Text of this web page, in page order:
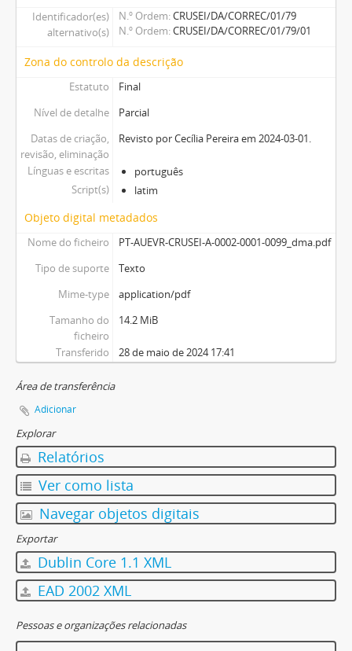
Identificador(es)
alternativo(s)
N.º Ordem CRUSEI/DA/CORREC/01/79
N.º Ordem CRUSEI/DA/CORREC/01/79/01
Zona do controlo da descrição
Estatuto
Final
Nível de detalhe
Parcial
Datas de criação,
revisão, eliminação
Revisto por Cecília Pereira em 2024-03-01.
Línguas e escritas
português
Script(s)
latim
Objeto digital metadados
Nome do ficheiro
PT-AUEVR-CRUSEI-A-0002-0001-0099_dma.pdf
Tipo de suporte
Texto
Mime-type
application/pdf
Tamanho do
ficheiro
14.2 MiB
Transferido 28 de maio de 2024 17:41
Área de transferência
Adicionar
Explorar
Relatórios
Ver como lista
Navegar objetos digitais
Exportar
Dublin Core 1.1 XML
EAD 2002 XML
Pessoas e organizações relacionadas